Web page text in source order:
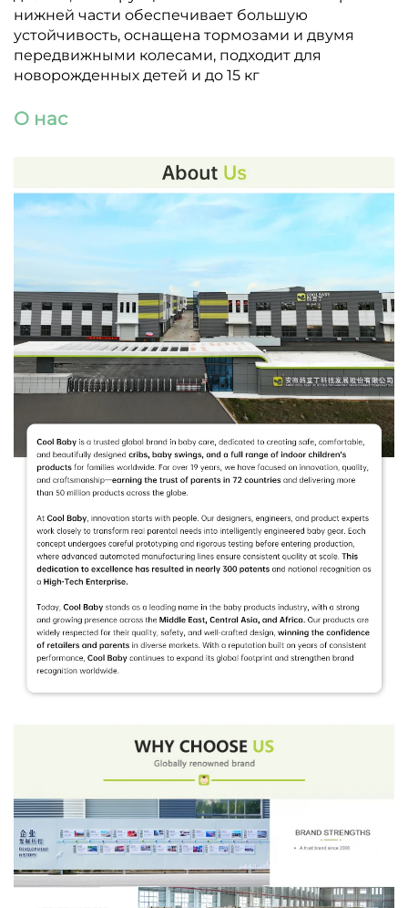
нижней части обеспечивает большую
устойчивость, оснащена тормозами и двумя
передвижными колесами, подходит для
новорожденных детей и до 15 кг
О нас